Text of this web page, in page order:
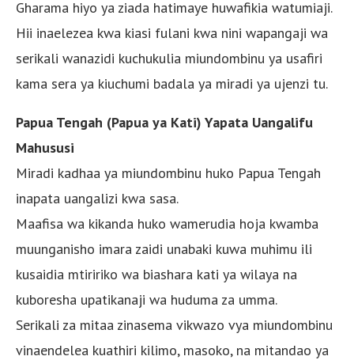
Gharama hiyo ya ziada hatimaye huwafikia watumiaji.
Hii inaelezea kwa kiasi fulani kwa nini wapangaji wa
serikali wanazidi kuchukulia miundombinu ya usafiri
kama sera ya kiuchumi badala ya miradi ya ujenzi tu.
Papua Tengah (Papua ya Kati) Yapata Uangalifu
Mahususi
Miradi kadhaa ya miundombinu huko Papua Tengah
inapata uangalizi kwa sasa.
Maafisa wa kikanda huko wamerudia hoja kwamba
muunganisho imara zaidi unabaki kuwa muhimu ili
kusaidia mtiririko wa biashara kati ya wilaya na
kuboresha upatikanaji wa huduma za umma.
Serikali za mitaa zinasema vikwazo vya miundombinu
vinaendelea kuathiri kilimo, masoko, na mitandao ya